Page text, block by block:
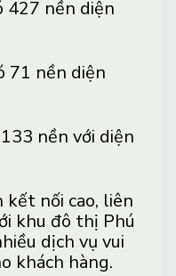
427 nền diện
71 nền diện
nền với diện
nối cao, liên
khu đô thị Phú
dịch vụ vui
khách hàng.